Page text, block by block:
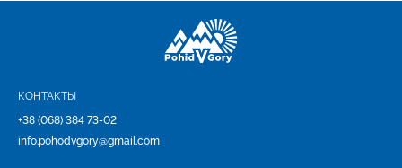
КОНТАКТЫ
+38 (068) 384 73-02
info.pohodvgory@gmail.com